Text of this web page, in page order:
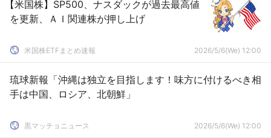
【米国株】SP500、ナスダックが過去最高値
を更新、ＡＩ関連株が押し上げ
米国株ETFまとめ速報 2026/5/6(We) 12:00
琉球新報「沖縄は独立を目指します！味方に付けるべき相
手は中国、ロシア、北朝鮮」
黒マッチョニュース 2026/5/6(We) 12:00